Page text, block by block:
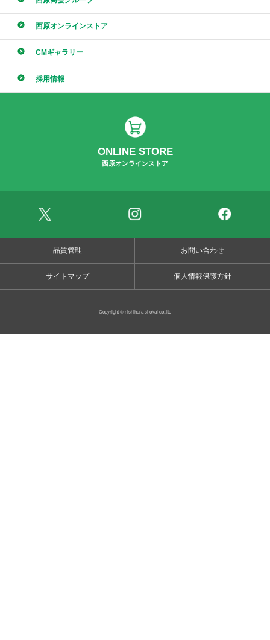
西原オンラインストア
CMギャラリー
採用情報
ONLINE STORE
西原オンラインストア
品質管理 お問い合わせ
サイトマップ 個人情報保護方針
Copyright © nishihara shokai co.,ltd